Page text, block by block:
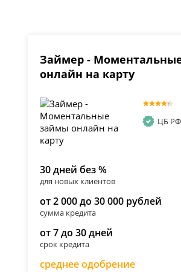
Займер -
онлайн на карту
ЦБ РФ
30 дней без %
для новых клиентов
от 2 000 до 30 000 рублей
сумма кредита
от 7 до 30 дней
срок кредита
среднее одобрение